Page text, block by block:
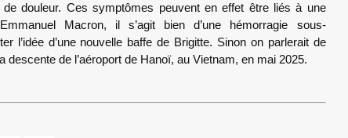
de douleur. Ces symptômes peuvent en effet être liés à une
Macron, il s’agit bien d’une hémorragie sous-
l’idée d’une nouvelle baffe de Brigitte. Sinon on parlerait de
descente de l’aéroport de Hanoï, au Vietnam, en mai 2025.